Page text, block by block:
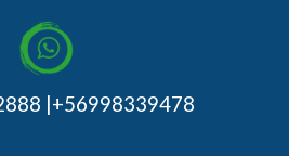
|+56998339478